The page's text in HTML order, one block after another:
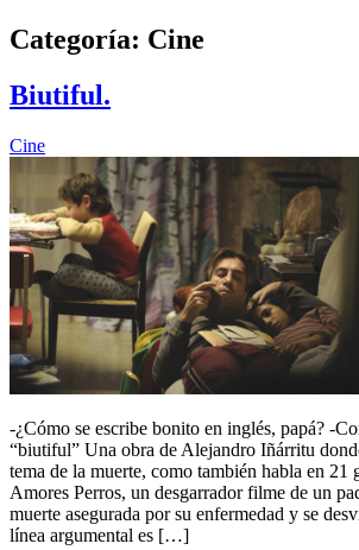
Categoría: Cine
Biutiful.
Cine
-¿Cómo se escribe bonito en inglés, papá? -
“biutiful” Una obra de Alejandro Iñárritu
tema de la muerte, como también habla en 21
Amores Perros, un desgarrador filme de un
muerte asegurada por su enfermedad y se
línea argumental es […]